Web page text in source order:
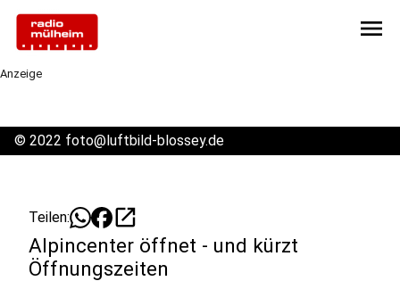
menu
Anzeige
© 2022 foto@luftbild-blossey.de
Teilen: open_in_new
Alpincenter öffnet - und kürzt
Öffnungszeiten